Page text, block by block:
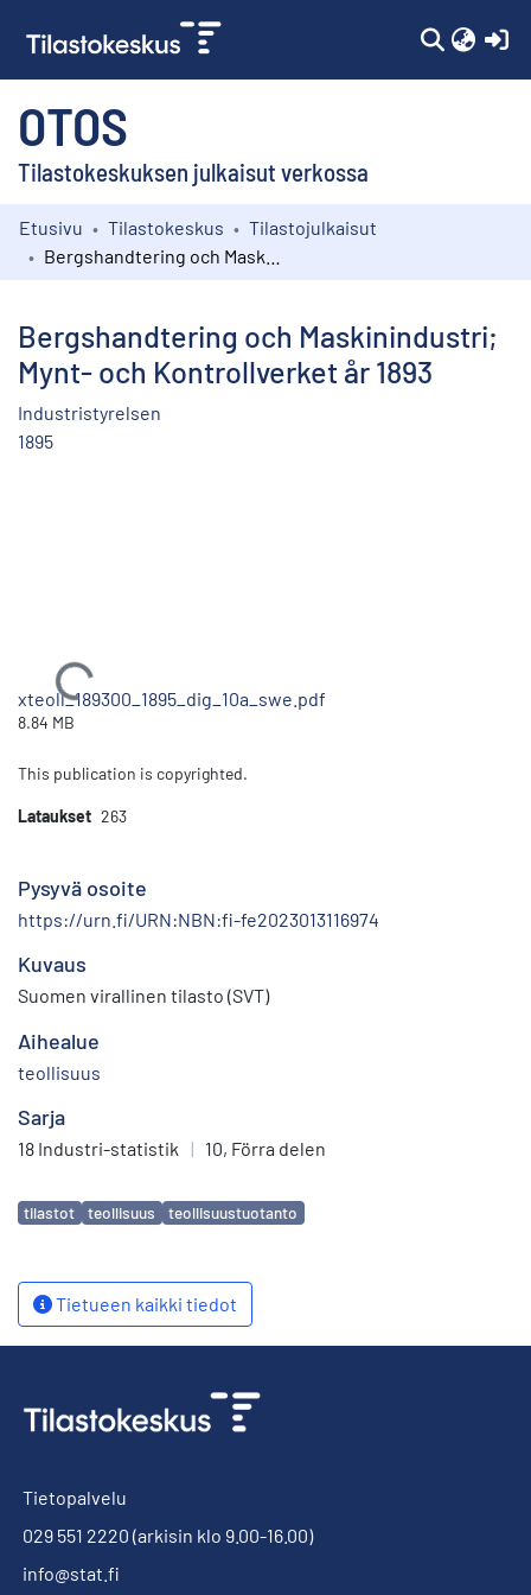
OTOS
Tilastokeskuksen julkaisut verkossa
Kokoelmat
Etusivu Tilastokeskus
Tilastojulkaisut
Bergshandtering och Maskinindustri;
Mynt- och Kontrollverket år 1893
Industristyrelsen
1895
Ladataan...
xteoll_189300_1895_dig_10a_swe.pdf
8.84 MB
This publication is copyrighted.
Lataukset 263
Pysyvä osoite
https://urn.fi/URN:NBN:fi-fe2023013116974
Kuvaus
Suomen virallinen tilasto (SVT)
Aihealue
teollisuus
Sarja
18 Industri-statistik | 10, Förra delen
Avainsanat
tilastot teollisuus teollisuustuotanto
Tietueen kaikki tiedot
Tietopalvelu
029 551 2220 (arkisin klo 9.00-16.00)
info@stat.fi